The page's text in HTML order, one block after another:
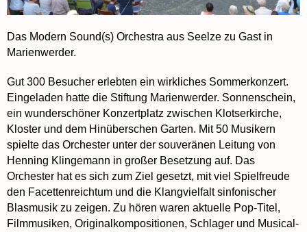
Das Modern Sound(s) Orchestra aus Seelze zu Gast in
Marienwerder.
Gut 300 Besucher erlebten ein wirkliches Sommerkonzert.
Eingeladen hatte die Stiftung Marienwerder. Sonnenschein,
ein wunderschöner Konzertplatz zwischen Klotserkirche,
Kloster und dem Hinüberschen Garten. Mit 50 Musikern
spielte das Orchester unter der souveränen Leitung von
Henning Klingemann in großer Besetzung auf. Das
Orchester hat es sich zum Ziel gesetzt, mit viel Spielfreude
den Facettenreichtum und die Klangvielfalt sinfonischer
Blasmusik zu zeigen. Zu hören waren aktuelle Pop-Titel,
Filmmusiken, Originalkompositionen, Schlager und Musical-